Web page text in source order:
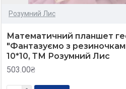
У нашому інтернет-магазині
Монтессорі матеріали з
Розумний Лис
Математичний планшет
"Фантазуємо з
10*10, ТМ Розумний Лис
503.00₴